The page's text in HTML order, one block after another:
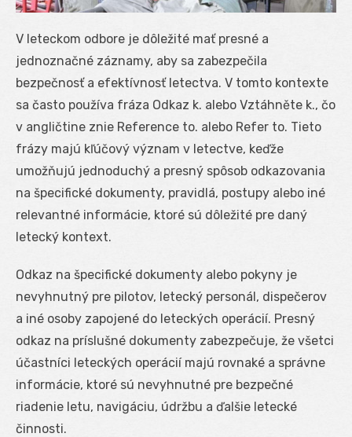
V leteckom odbore je dôležité mať presné a
jednoznačné záznamy, aby sa zabezpečila
bezpečnosť a efektívnosť letectva. V tomto kontexte
sa často používa fráza Odkaz k. alebo Vztáhněte k., čo
v angličtine znie Reference to. alebo Refer to. Tieto
frázy majú kľúčový význam v letectve, keďže
umožňujú jednoduchý a presný spôsob odkazovania
na špecifické dokumenty, pravidlá, postupy alebo iné
relevantné informácie, ktoré sú dôležité pre daný
letecký kontext.
Odkaz na špecifické dokumenty alebo pokyny je
nevyhnutný pre pilotov, letecký personál, dispečerov
a iné osoby zapojené do leteckých operácií. Presný
odkaz na príslušné dokumenty zabezpečuje, že všetci
účastníci leteckých operácií majú rovnaké a správne
informácie, ktoré sú nevyhnutné pre bezpečné
riadenie letu, navigáciu, údržbu a ďalšie letecké
činnosti.